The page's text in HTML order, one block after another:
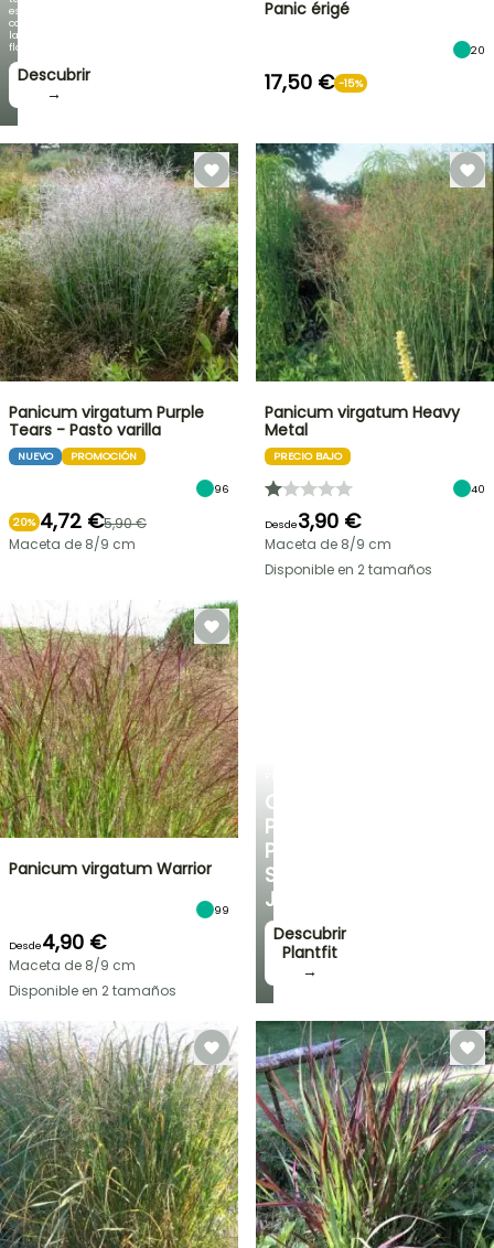
espectacular
como
la
floración!
Descubrir
→
CONSEJOS
PERSONALIZADOS
PARA
SU
JARDÍN
Descubrir
Plantfit
→
Panic érigé
20
17,50 € -15%
Panicum virgatum Purple
Tears - Pasto varilla
NUEVO PROMOCIÓN
96
20% 4,72 €5,90 €
Maceta de 8/9 cm
Panicum virgatum Heavy
Metal
PRECIO BAJO
40
Desde3,90 €
Maceta de 8/9 cm
Disponible en 2 tamaños
Panicum virgatum Warrior
99
Desde4,90 €
Maceta de 8/9 cm
Disponible en 2 tamaños